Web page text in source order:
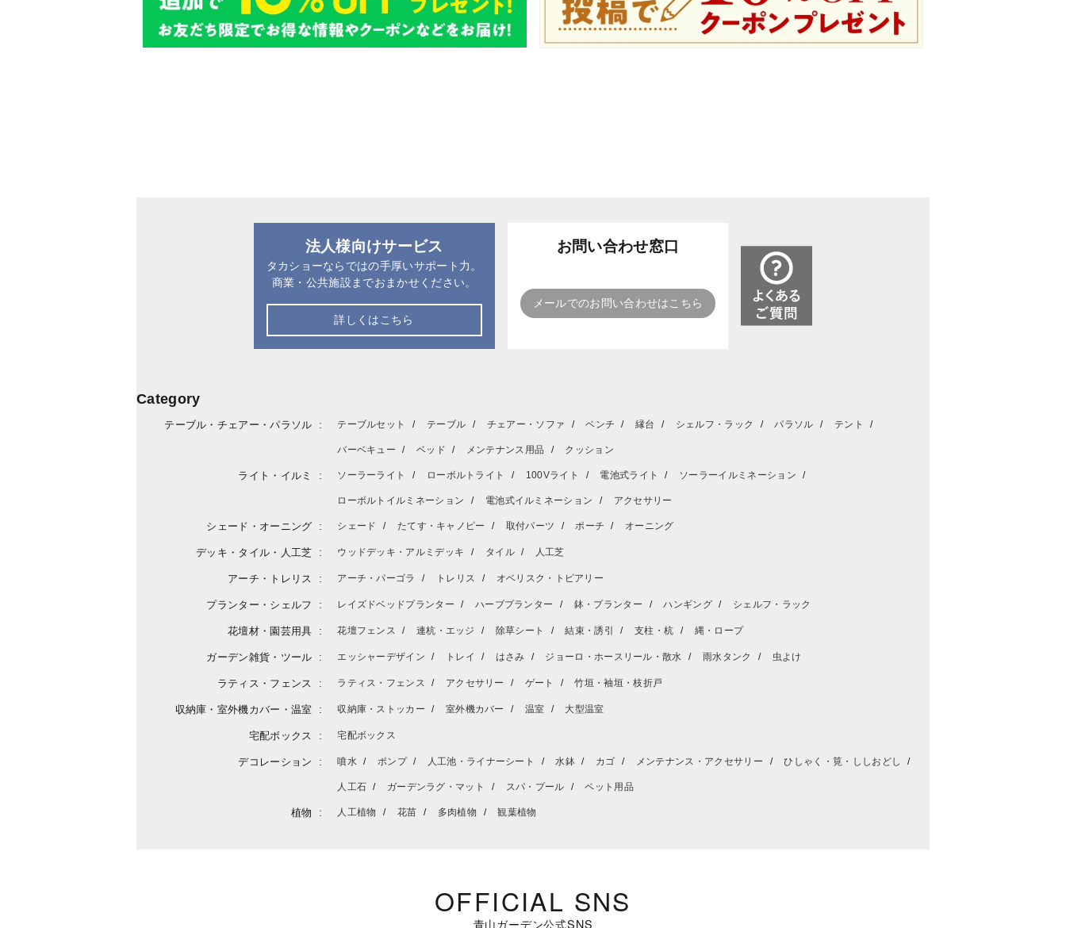
法人様向けサービス
タカショーならではの手厚いサポート力。
商業・公共施設までおまかせください。
詳しくはこちら
お問い合わせ窓口
メールでのお問い合わせはこちら
Category
テーブル・チェアー・パラソル テーブルセット テーブル チェアー・ソファ ベンチ 縁台 シェルフ・ラック パラソル テント
バーベキュー ベッド メンテナンス用品 クッション
ライト・イルミ ソーラーライト ローボルトライト 100Vライト 電池式ライト ソーラーイルミネーション
ローボルトイルミネーション 電池式イルミネーション アクセサリー
シェード・オーニング シェード たてす・キャノピー 取付パーツ ポーチ オーニング
デッキ・タイル・人工芝 ウッドデッキ・アルミデッキ タイル 人工芝
アーチ・トレリス アーチ・パーゴラ トレリス オベリスク・トピアリー
プランター・シェルフ レイズドベッドプランター ハーブプランター 鉢・プランター ハンギング シェルフ・ラック
花壇材・園芸用具 花壇フェンス 連杭・エッジ 除草シート 結束・誘引 支柱・杭 縄・ロープ
ガーデン雑貨・ツール エッシャーデザイン トレイ はさみ ジョーロ・ホースリール・散水 雨水タンク 虫よけ
ラティス・フェンス ラティス・フェンス アクセサリー ゲート 竹垣・袖垣・枝折戸
収納庫・室外機カバー・温室 収納庫・ストッカー 室外機カバー 温室 大型温室
宅配ボックス 宅配ボックス
デコレーション 噴水 ポンプ 人工池・ライナーシート 水鉢 カゴ メンテナンス・アクセサリー ひしゃく・筧・ししおどし
人工石 ガーデンラグ・マット スパ・プール ペット用品
植物 人工植物 花苗 多肉植物 観葉植物
OFFICIAL SNS
青山ガーデン公式SNS